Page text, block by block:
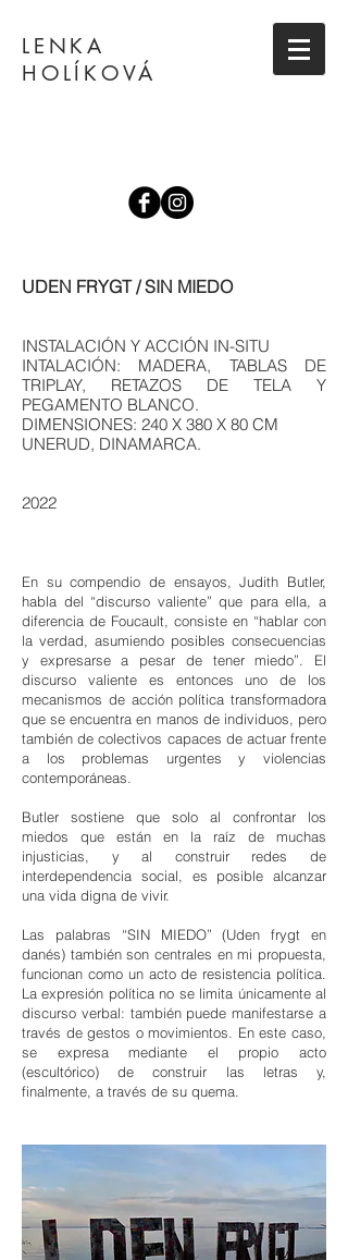
LENKA
HOLÍKOVÁ
UDEN FRYGT / SIN MIEDO
INSTALACIÓN Y ACCIÓN IN-SITU
INTALACIÓN: MADERA, TABLAS DE
TRIPLAY, RETAZOS DE TELA Y
PEGAMENTO BLANCO.
DIMENSIONES: 240 X 380 X 80 CM
UNERUD, DINAMARCA.
2022
En su compendio de ensayos, Judith Butler,
habla del “discurso valiente” que para ella, a
diferencia de Foucault, consiste en “hablar con
la verdad, asumiendo posibles consecuencias
y expresarse a pesar de tener miedo”. El
discurso valiente es entonces uno de los
mecanismos de acción política transformadora
que se encuentra en manos de individuos, pero
también de colectivos capaces de actuar frente
a los problemas urgentes y violencias
contemporáneas.
Butler sostiene que solo al confrontar los
miedos que están en la raíz de muchas
injusticias, y al construir redes de
interdependencia social, es posible alcanzar
una vida digna de vivir.
Las palabras “SIN MIEDO” (Uden frygt en
danés) también son centrales en mi propuesta,
funcionan como un acto de resistencia política.
La expresión política no se limita únicamente al
discurso verbal: también puede manifestarse a
través de gestos o movimientos. En este caso,
se expresa mediante el propio acto
(escultórico) de construir las letras y,
finalmente, a través de su quema.